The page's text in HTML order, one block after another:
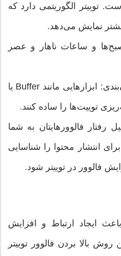
توییتر الگوریتمی دارد که
نمایش می‌دهد.
و ساعات ناهار و عصر
*استفاده از ابزارهای زمان‌بندی: ابزارهایی مانند Buffer یا
رفتار فالوورهایتان به شما
انتشار محتوا را شناسایی
فالوور در توییتر شود.
ایجاد ارتباط و افزایش
بالا بردن فالوور توییتر